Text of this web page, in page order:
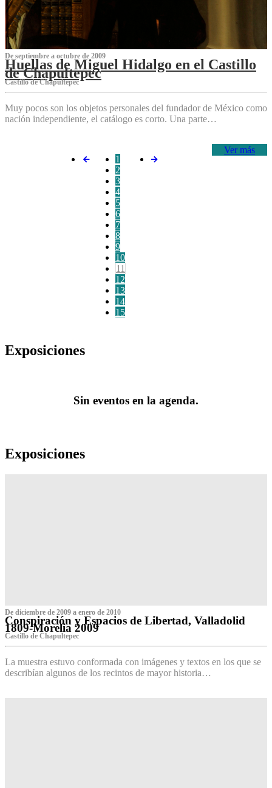
De septiembre a octubre de 2009
Huellas de Miguel Hidalgo en el Castillo
de Chapultepec
Castillo de Chapultepec
Muy pocos son los objetos personales del fundador de México como
nación independiente, el catálogo es corto. Una parte…
Ver más
1
2
3
4
5
6
7
8
9
10
11
12
13
14
15
Exposiciones
Sin eventos en la agenda.
Exposiciones
De diciembre de 2009 a enero de 2010
Conspiración y Espacios de Libertad, Valladolid
1809-Morelia 2009
Castillo de Chapultepec
La muestra estuvo conformada con imágenes y textos en los que se
describían algunos de los recintos de mayor historia…